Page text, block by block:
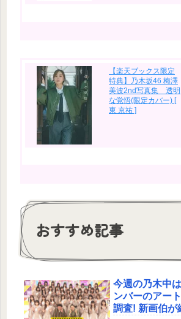
【楽天ブックス限定
特典】乃木坂46 梅澤
美波2nd写真集 透明
な覚悟(限定カバー) [
東 京祐 ]
おすすめ記事
今週の乃木中
ンバーのアー
調査! 新画伯